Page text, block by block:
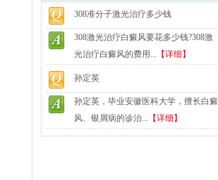
308准分子激光治疗多少钱
308激光治疗白癜风要花多少钱?308激
光治疗白癜风的费用... 【详细】
孙定英
孙定英，毕业安徽医科大学，擅长白癜
风、银屑病的诊治... 【详细】